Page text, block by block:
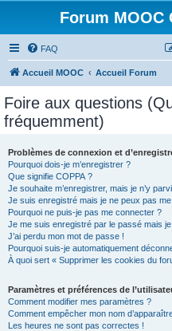
Forum MOOC
FAQ
Accueil MOOC Accueil Forum
Foire aux questions
fréquemment)
Problèmes de connexion et
Pourquoi dois-je m’enregistrer ?
Que signifie COPPA ?
Je souhaite m’enregistrer, mais je n’y
Je suis enregistré mais je ne peux pas
Pourquoi ne puis-je pas me connecter ?
Je me suis enregistré par le passé mais
J’ai perdu mon mot de passe !
Pourquoi suis-je automatiquement
À quoi sert « Supprimer les cookies du
Paramètres et préférences de
Comment modifier mes paramètres ?
Comment empêcher mon nom
Les heures ne sont pas correctes !